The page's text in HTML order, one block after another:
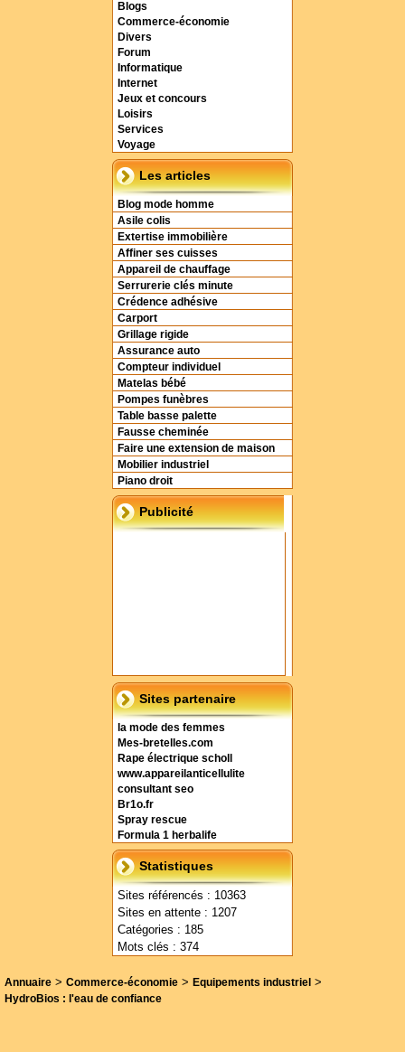
Blogs
Commerce-économie
Divers
Forum
Informatique
Internet
Jeux et concours
Loisirs
Services
Voyage
Les articles
Blog mode homme
Asile colis
Extertise immobilière
Affiner ses cuisses
Appareil de chauffage
Serrurerie clés minute
Crédence adhésive
Carport
Grillage rigide
Assurance auto
Compteur individuel
Matelas bébé
Pompes funèbres
Table basse palette
Fausse cheminée
Faire une extension de maison
Mobilier industriel
Piano droit
Publicité
Sites partenaire
la mode des femmes
Mes-bretelles.com
Rape électrique scholl
www.appareilanticellulite
consultant seo
Br1o.fr
Spray rescue
Formula 1 herbalife
Statistiques
Sites référencés : 10363
Sites en attente : 1207
Catégories : 185
Mots clés : 374
Annuaire > Commerce-économie > Equipements industriel >
HydroBios : l'eau de confiance